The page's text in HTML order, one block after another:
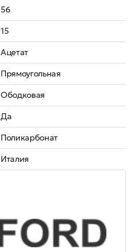
56
15
Ацетат
Прямоугольная
Ободковая
Да
Поликарбонат
Италия